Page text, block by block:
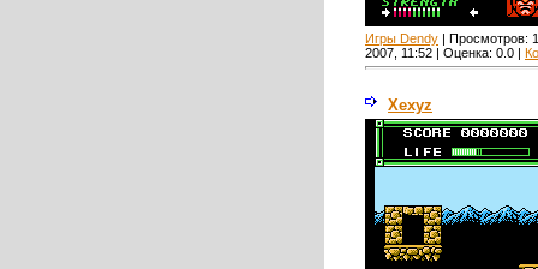
Игры Dendy | Просмотров:
2007, 11:52 | Оценка: 0.0 |
Xexyz